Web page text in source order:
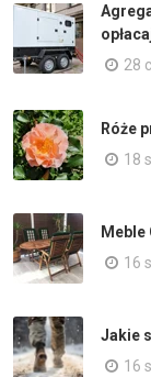
28
Róże
18
Meble
16
Jakie
16